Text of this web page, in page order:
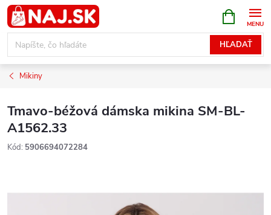
Prejsť
na
obsah
HĽADAŤ
KOŠÍK
Mikiny
Tmavo-béžová dámska mikina SM-BL-
A1562.33
Kód: 5906694072284